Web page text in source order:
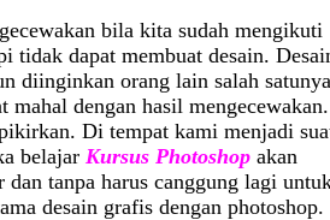
bila kita sudah mengikuti
tidak dapat membuat desain.
diinginkan orang lain salah
mahal dengan hasil mengecewakan.
Di tempat kami menjadi
belajar Kursus Photoshop akan
tanpa harus canggung lagi
desain grafis dengan photoshop.